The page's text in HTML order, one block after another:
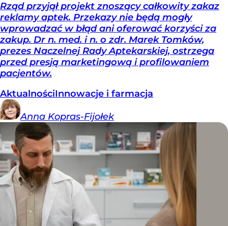
Rząd przyjął projekt znoszący całkowity zakaz
reklamy aptek. Przekazy nie będą mogły
wprowadzać w błąd ani oferować korzyści za
zakup. Dr n. med. i n. o zdr. Marek Tomków,
prezes Naczelnej Rady Aptekarskiej, ostrzega
przed presją marketingową i profilowaniem
pacjentów.
AktualnościInnowacje i farmacja
Anna Kopras-Fijołek